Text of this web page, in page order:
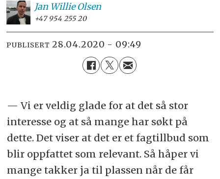
Jan Willie Olsen
+47 954 255 20
PUBLISERT 28.04.2020 - 09:49
— Vi er veldig glade for at det så stor
interesse og at så mange har søkt på
dette. Det viser at det er et fagtillbud som
blir oppfattet som relevant. Så håper vi
mange takker ja til plassen når de får